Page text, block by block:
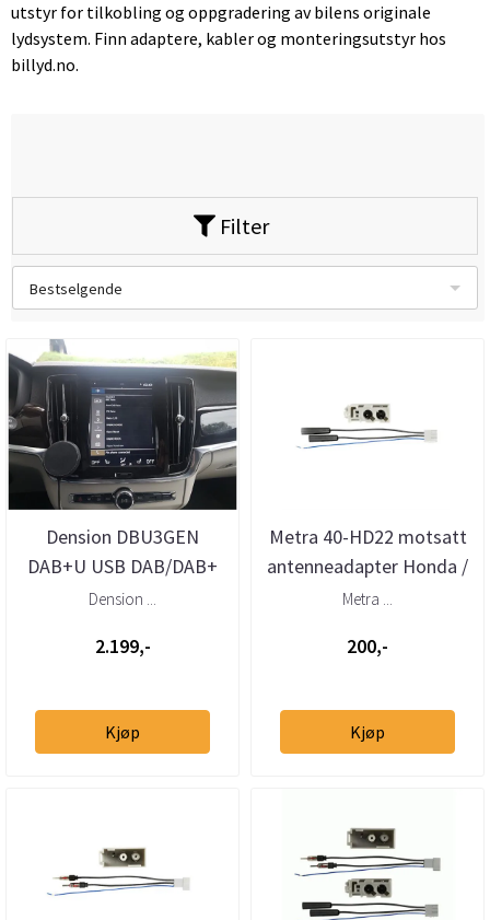
utstyr for tilkobling og oppgradering av bilens originale
lydsystem. Finn adaptere, kabler og monteringsutstyr hos
billyd.no.
Filter
Bestselgende
Dension DBU3GEN
DAB+U USB DAB/DAB+
mottaker – helintegrert
Dension ...
2.199,-
Kjøp
Metra 40-HD22 motsatt
antenneadapter Honda /
Acura
Metra ...
200,-
Kjøp